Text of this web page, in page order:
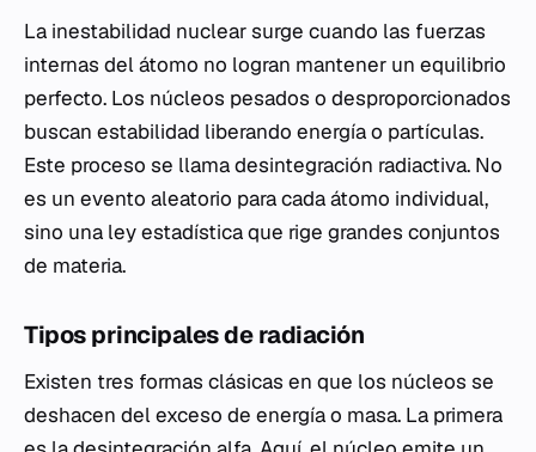
La inestabilidad nuclear surge cuando las fuerzas
internas del átomo no logran mantener un equilibrio
perfecto. Los núcleos pesados o desproporcionados
buscan estabilidad liberando energía o partículas.
Este proceso se llama desintegración radiactiva. No
es un evento aleatorio para cada átomo individual,
sino una ley estadística que rige grandes conjuntos
de materia.
Tipos principales de radiación
Existen tres formas clásicas en que los núcleos se
deshacen del exceso de energía o masa. La primera